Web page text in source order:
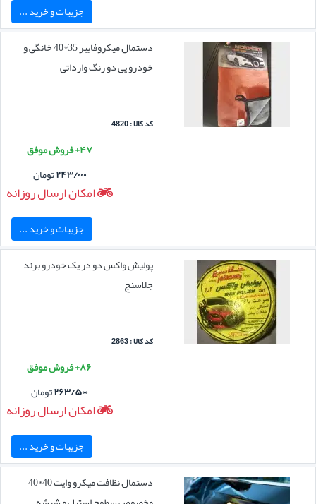
جزییات و خرید ...
دستمال میکروفایبر 35*40 خانگی و
خودرو یی دو رنگ وارداتی
کد کالا : 4820
۴۷+ فروش موفق
۲۴۳/۰۰۰تومان
امکان ارسال روزانه
جزییات و خرید ...
پولیش واکس دو در یک خودرو برند
جلاسنج
کد کالا : 2863
۸۶+ فروش موفق
۲۶۳/۵۰۰تومان
امکان ارسال روزانه
جزییات و خرید ...
دستمال نظافت میکرو وایت 40*40